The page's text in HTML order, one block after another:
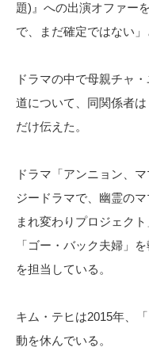
題)』への出演オファー
で、まだ確定ではない」
ドラマの中で母親チャ
道について、同関係者
だけ伝えた。
ドラマ「アンニョン、
ジードラマで、幽霊の
まれ変わりプロジェク
「ゴー・バック夫婦」
を担当している。
キム・テヒは2015年、
動を休んでいる。